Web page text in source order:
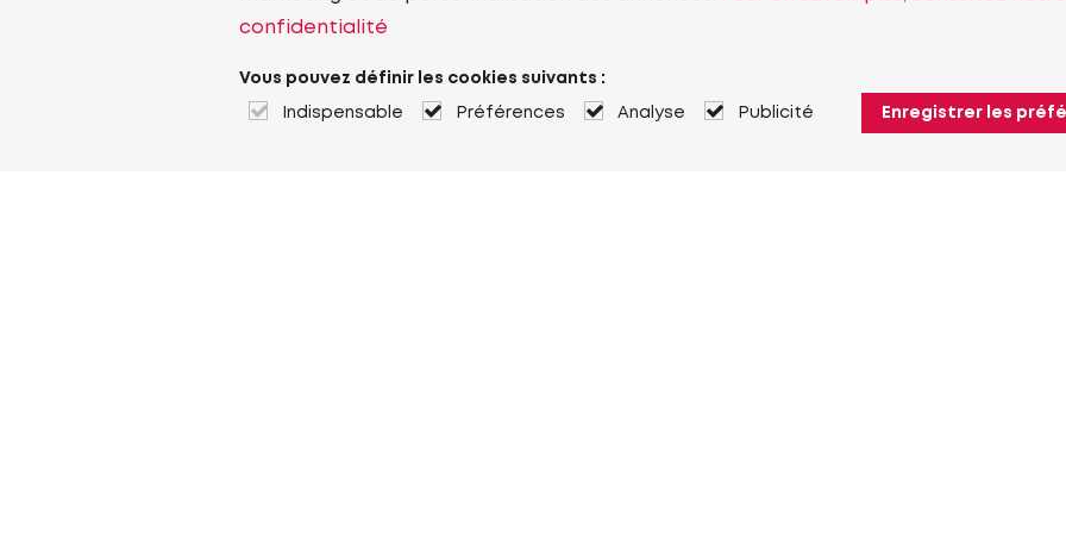
confidentialité
Vous pouvez définir les cookies suivants :
Indispensable Préférences Analyse Publicité Enregistrer les